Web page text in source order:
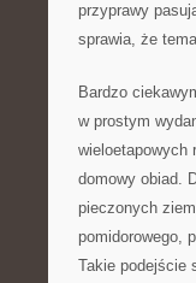
przyprawy
sprawia, że
Bardzo
w prostym
wieloetapowych
domowy obiad.
pieczonych
pomidorowego,
Takie podejście